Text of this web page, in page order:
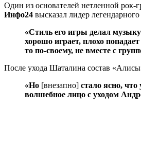
Один из основателей нетленной
Инфо24 высказал лидер
«Стиль его игры делал
хорошо играет, плохо
то по-своему, не вместе с
После ухода Шаталина состав
«Но [внезапно] стало ясно,
волшебное лицо с уходом